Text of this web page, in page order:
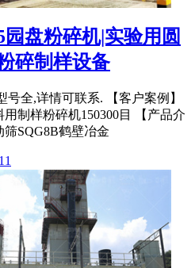
园盘粉碎机|实验用圆
碎制样设备
全,详情可联系. 【客户案例】
制样粉碎机150300目 【产品介
SQG8B鹤壁冶金